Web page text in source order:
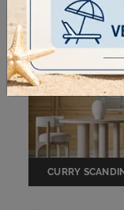
CURRY